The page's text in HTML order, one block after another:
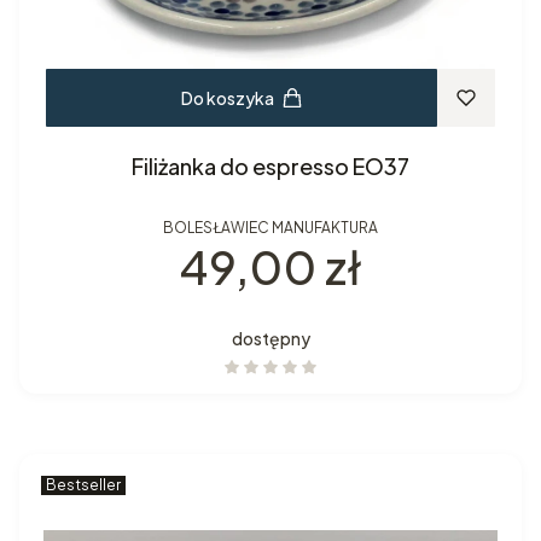
Do koszyka
Filiżanka do espresso EO37
BOLESŁAWIEC MANUFAKTURA
Cena
49,00 zł
dostępny
Bestseller